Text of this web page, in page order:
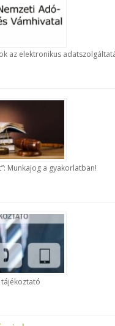
az elektronikus
Munkajog a gyakorlatban!